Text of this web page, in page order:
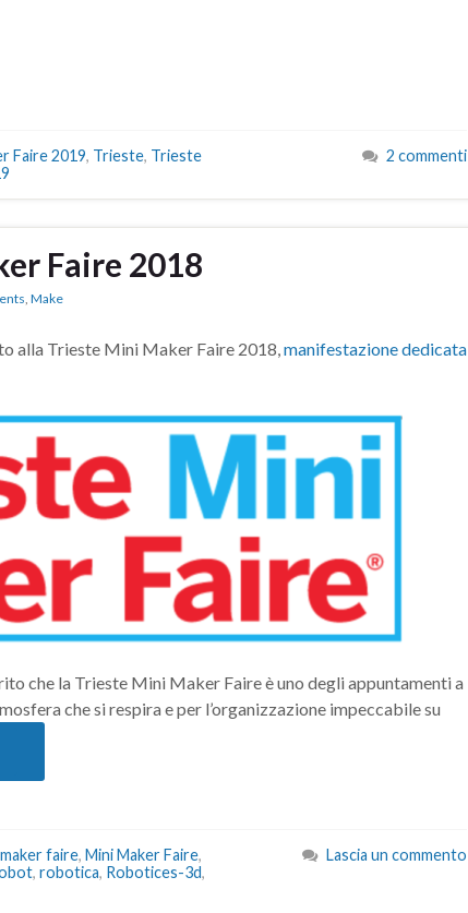
Faire 2019, Trieste, Trieste
2 commenti
Faire 2018
, Make
alla Trieste Mini Maker Faire 2018,manifestazione dedicata
che la Trieste Mini Maker Faire è uno degli appuntamenti a
che si respira e per l’organizzazione impeccabile su
maker faire, Mini Maker Faire,
, robotica, Robotices-3d,
Lascia un commento